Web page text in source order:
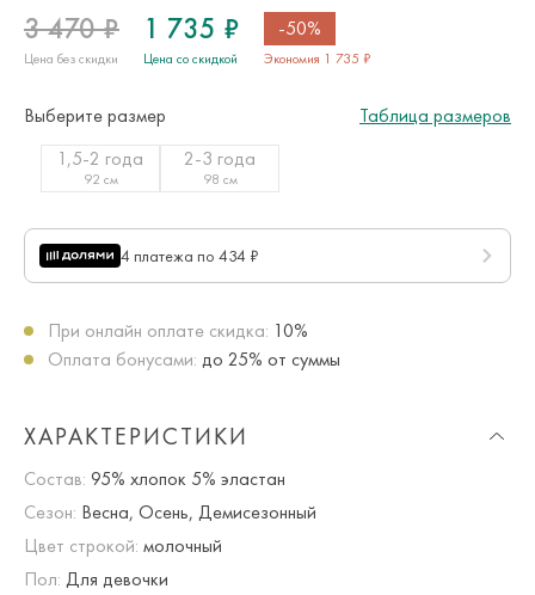
3 470 ₽
Цена без скидки
1 735 ₽
Цена со скидкой
-50%
Экономия 1 735 ₽
Выберите размер
Таблица размеров
1,5-2 года
92 см
2-3 года
98 см
4 платежа по 434 ₽
При онлайн оплате скидка: 10%
Оплата бонусами: до 25% от суммы
ХАРАКТЕРИСТИКИ
Состав: 95% хлопок 5% эластан
Сезон: Весна, Осень, Демисезонный
Цвет строкой: молочный
Пол: Для девочки